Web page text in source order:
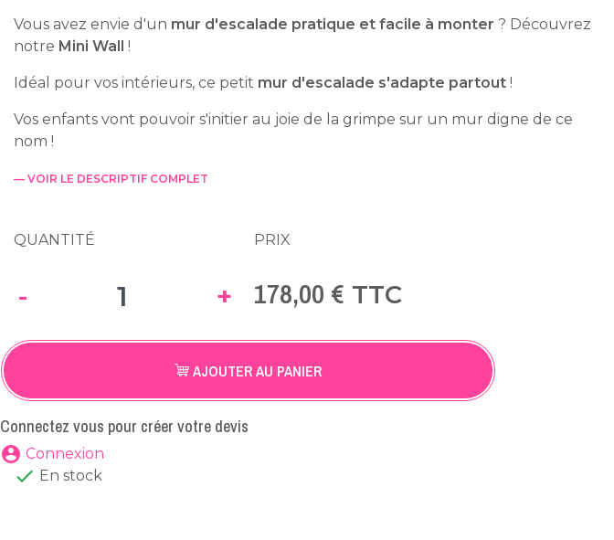
Vous avez envie d'un mur d'escalade pratique et facile à monter ? Découvrez
notre Mini Wall !
Idéal pour vos intérieurs, ce petit mur d'escalade s'adapte partout !
Vos enfants vont pouvoir s'initier au joie de la grimpe sur un mur digne de ce
nom !
— VOIR LE DESCRIPTIF COMPLET
QUANTITÉ
- +
PRIX
178,00 € TTC
AJOUTER AU PANIER
Connectez vous pour créer votre devis
account_circle Connexion
 En stock